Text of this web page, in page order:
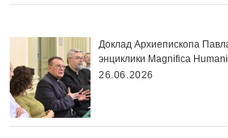
Доклад Архиепископа
энциклики Magnifica
26.06.2026